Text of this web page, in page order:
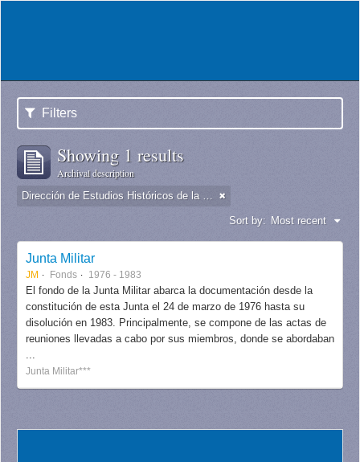
Filters
Showing 1 results
Archival description
Dirección de Estudios Históricos de la Fuerza Aérea
Sort by: Most recent
Junta Militar
JM Fonds 1976 - 1983
El fondo de la Junta Militar abarca la documentación desde la
constitución de esta Junta el 24 de marzo de 1976 hasta su
disolución en 1983. Principalmente, se compone de las actas de
reuniones llevadas a cabo por sus miembros, donde se abordaban
...
Junta Militar***